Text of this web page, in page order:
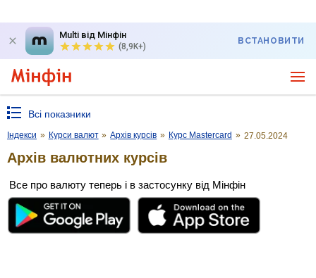
Multi від Мінфін
(8,9K+)
ВСТАНОВИТИ
Всі показники
Індекси » Курси валют » Архів курсів » Курс Mastercard » 27.05.2024
Архів валютних курсів
Все про валюту теперь і в застосунку від Мінфін